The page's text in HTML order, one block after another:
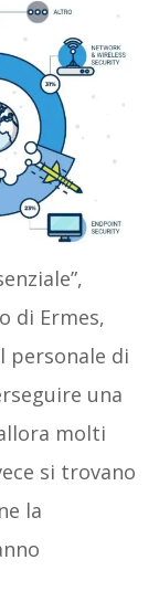
di Ermes,
personale di
una
molti
si trovano
la